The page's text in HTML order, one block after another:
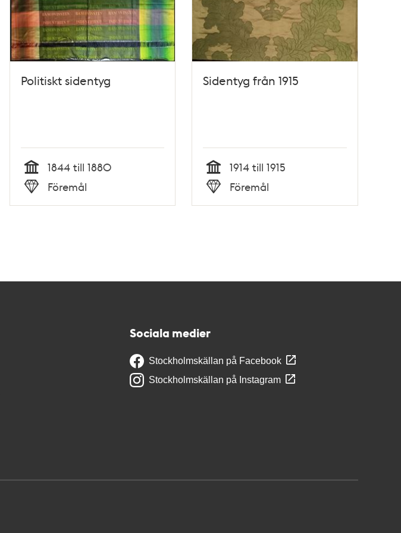
Politiskt sidentyg
Tid
1844 till 1880
Typ
Föremål
Sidentyg från 1915
Tid
1914 till 1915
Typ
Föremål
Sociala medier
Stockholmskällan på Facebook
Stockholmskällan på Instagram